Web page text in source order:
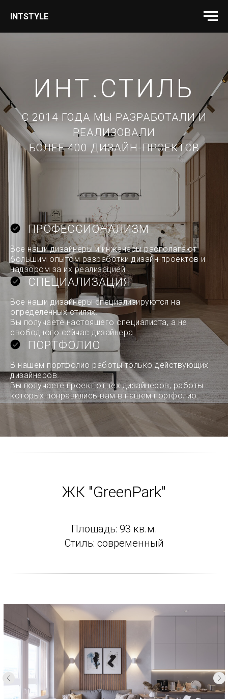
INTSTYLE
ИНТ.СТИЛЬ
С 2014 ГОДА МЫ РАЗРАБОТАЛИ И
РЕАЛИЗОВАЛИ
БОЛЕЕ 400 ДИЗАЙН-ПРОЕКТОВ
ПРОФЕССИОНАЛИЗМ
Все наши дизайнеры и инженеры располагают
большим опытом разработки дизайн-проектов и
надзором за их реализацией
СПЕЦИАЛИЗАЦИЯ
Все наши дизайнеры специализируются на
определенных стилях.
Вы получаете настоящего специалиста, а не
свободного сейчас дизайнера.
ПОРТФОЛИО
В нашем портфолио работы только действующих
дизайнеров.
Вы получаете проект от тех дизайнеров, работы
которых понравились вам в нашем портфолио.
ЖК "GreenPark"
Площадь: 93 кв.м.
Стиль: современный